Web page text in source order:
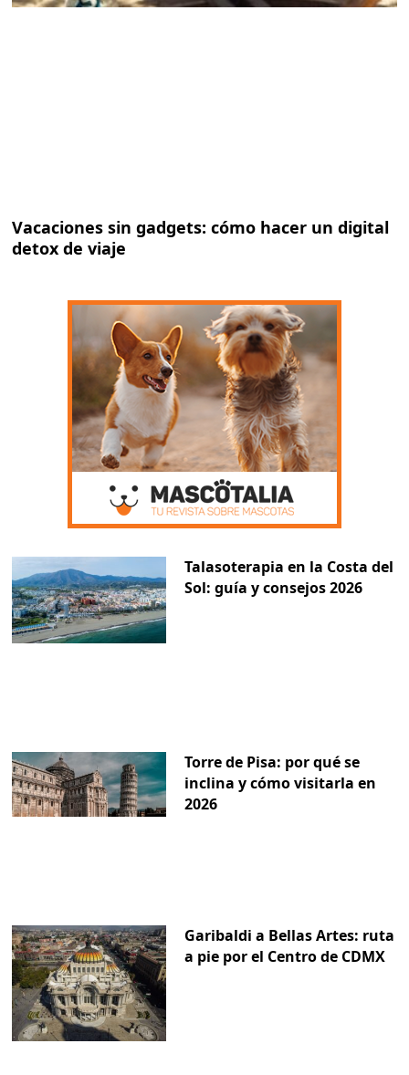
Vacaciones sin gadgets: cómo hacer un digital
detox de viaje
Talasoterapia en la Costa del
Sol: guía y consejos 2026
Torre de Pisa: por qué se
inclina y cómo visitarla en
2026
Garibaldi a Bellas Artes: ruta
a pie por el Centro de CDMX